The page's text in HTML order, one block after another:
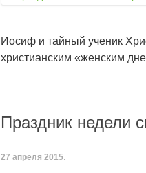
Иосиф и тайный ученик
христианским «женским
Праздник недели
27 апреля 2015.